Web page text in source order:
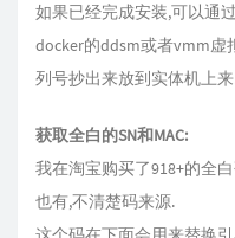
如果已经完成安装,可以通
docker的ddsm或者vmm虚
列号抄出来放到实体机上
获取全白的SN和MAC:
我在淘宝购买了918+的全
也有,不清楚码来源.